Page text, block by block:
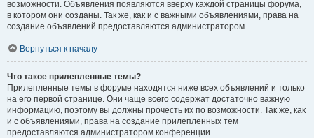
возможности. Объявления появляются вверху каждой страницы форума,
в котором они созданы. Так же, как и с важными объявлениями, права на
создание объявлений предоставляются администратором.
Вернуться к началу
Что такое прилепленные темы?
Прилепленные темы в форуме находятся ниже всех объявлений и только
на его первой странице. Они чаще всего содержат достаточно важную
информацию, поэтому вы должны прочесть их по возможности. Так же, как
и с объявлениями, права на создание прилепленных тем
предоставляются администратором конференции.